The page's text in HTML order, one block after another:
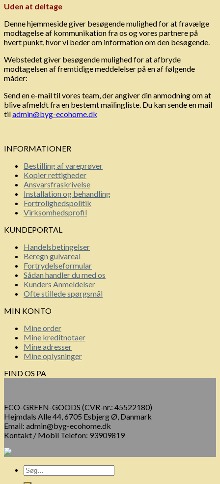
Uden at deltage
Denne hjemmeside giver besøgende mulighed for at fravælge
modtagelse af kommunikation fra os og vores partnere på
hvert punkt, hvor vi beder om information om den besøgende.
Webstedet giver besøgende mulighed for at afbryde
modtagelsen af ​​fremtidige meddelelser på en af ​​følgende
måder:
Send en e-mail til vores team, der angiver din anmodning om at
blive afmeldt fra en bestemt mailingliste. Du kan sende en mail
tiladmin@byg-ecohome.dk
INFORMATIONER
Bestilling af vareprøver
Kopier rettigheder
Ansvarsfraskrivelse
Installation og behandling
Fortrolighedspolitik
Virksomhedsprofil
KUNDEPORTAL
Handelsbetingelser
Beregn gulvareal
Fortrydelseformular
Sådan handler du med os
Kunders Anmeldelser
Ofte stillede spørgsmål
MIN KONTO
Mine order
Mine kreditnotaer
Mine adresser
Mine oplysninger
FIND OS PA
ECO-GREEN-GOODS (CVR-nr.: 45522180)
Hejmdals Alle 44, 6705 Esbjerg Ø, Danmark
Email: admin@byg-ecohome.dk
Kontakt / Mobil Telefon: 93909819